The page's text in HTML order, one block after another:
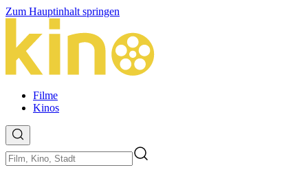
Zum Hauptinhalt springen
Filme
Kinos